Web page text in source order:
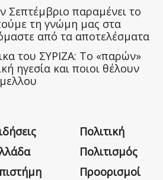
Σεπτέμβριο παραμένει το
τη γνώμη μας στα
από τα αποτελέσματα
του ΣΥΡΙΖΑ: Το «παρών»
ηγεσία και ποιοι θέλουν
Πολιτική
Πολιτισμός
Προορισμοί